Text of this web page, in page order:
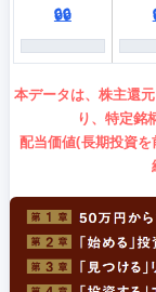
🔒🔒
本データは、株主還
り、特定銘
配当価値(長期投資